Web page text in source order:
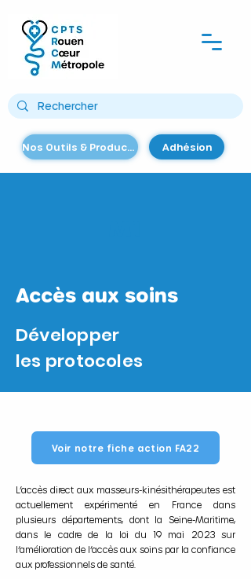
Adhésion
Nos Outils & Productions
Accès aux soins
Développer
les protocoles
Voir notre fiche action FA22
L’accès direct aux masseurs-kinésithérapeutes est
actuellement expérimenté en France dans
plusieurs départements, dont la Seine-Maritime,
dans le cadre de la loi du 19 mai 2023 sur
l’amélioration de l’accès aux soins par la confiance
aux professionnels de santé.